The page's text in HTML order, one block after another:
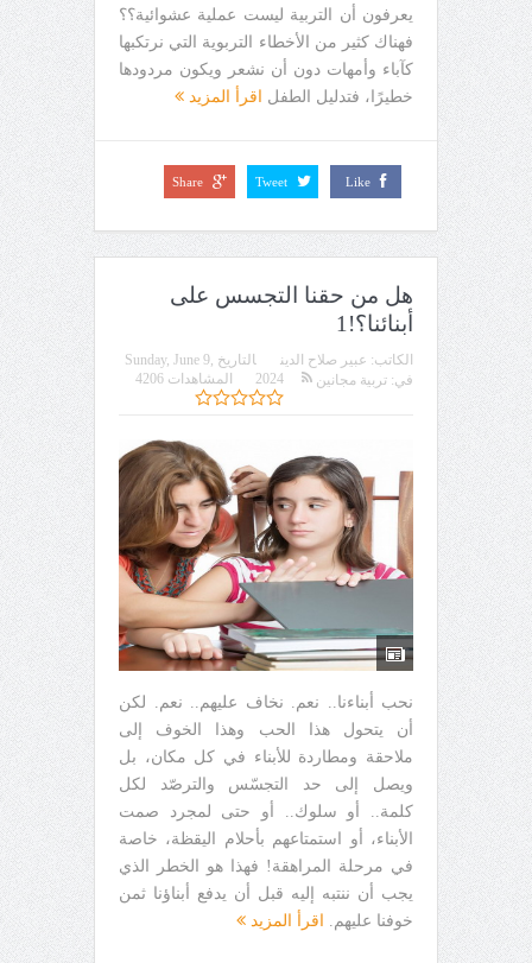
يعرفون أن التربية ليست عملية عشوائية؟؟
فهناك كثير من الأخطاء التربوية التي نرتكبها
كآباء وأمهات دون أن نشعر ويكون مردودها
خطيرًا، فتدليل الطفل
اقرأ المزيد
Like
Tweet
Share
هل من حقنا التجسس على
أبنائنا؟!1
الكاتب: عبير صلاح الدين التاريخ Sunday, June 9,
2024
في: تربية مجانين المشاهدات 4206
نحب أبناءنا.. نعم. نخاف عليهم.. نعم. لكن
أن يتحول هذا الحب وهذا الخوف إلى
ملاحقة ومطاردة للأبناء في كل مكان، بل
ويصل إلى حد التجسّس والترصّد لكل
كلمة.. أو سلوك.. أو حتى لمجرد صمت
الأبناء، أو استمتاعهم بأحلام اليقظة، خاصة
في مرحلة المراهقة! فهذا هو الخطر الذي
يجب أن ننتبه إليه قبل أن يدفع أبناؤنا ثمن
خوفنا عليهم.
اقرأ المزيد